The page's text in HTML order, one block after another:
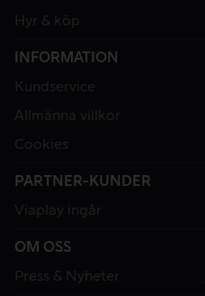
Hyr & köp
INFORMATION
Kundservice
Allmänna villkor
Cookies
PARTNER-KUNDER
Viaplay ingår
OM OSS
Press & Nyheter